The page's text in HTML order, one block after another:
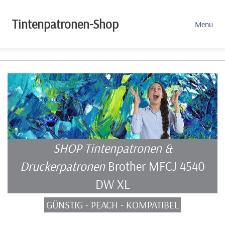
Tintenpatronen-Shop Menu
SHOP Tintenpatronen &
Druckerpatronen Brother MFCJ 4540
DW XL
GÜNSTIG - PEACH - KOMPATIBEL